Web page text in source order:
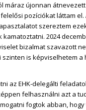
máraz újonnan
pozíciókat láttam el.
szereztem
2024
bizalmat szavazott
szinten is képviselhetem a
az EHK-delegálti
felhasználni azt a
fogtok abban,